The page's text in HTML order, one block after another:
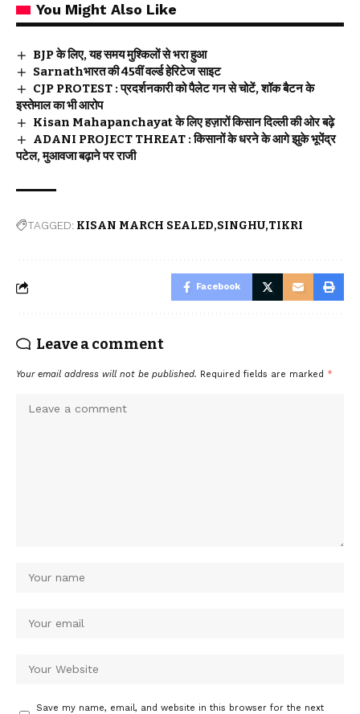
You Might Also Like
BJP के लिए, यह समय मुश्किलों से भरा हुआ
Sarnathभारत की 45वीं वर्ल्ड हेरिटेज साइट
CJP PROTEST : प्रदर्शनकारी को पैलेट गन से चोटें, शॉक बैटन के
इस्तेमाल का भी आरोप
Kisan Mahapanchayat के लिए हज़ारों किसान दिल्ली की ओर बढ़े
ADANI PROJECT THREAT : किसानों के धरने के आगे झुके भूपेंद्र
पटेल, मुआवजा बढ़ाने पर राजी
TAGGED: KISAN MARCH SEALED SINGHU TIKRI
Facebook
Leave a comment
Your email address will not be published. Required fields are marked *
Save my name, email, and website in this browser for the next